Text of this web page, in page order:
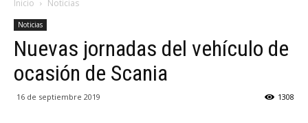
Inicio Noticias
Noticias
Nuevas jornadas del vehículo de
ocasión de Scania
16 de septiembre 2019 1308